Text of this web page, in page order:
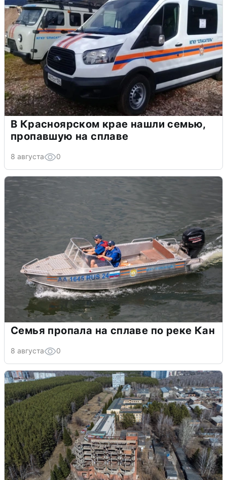
В Красноярском крае нашли семью,
пропавшую на сплаве
8 августа 0
Семья пропала на сплаве по реке Кан
8 августа 0